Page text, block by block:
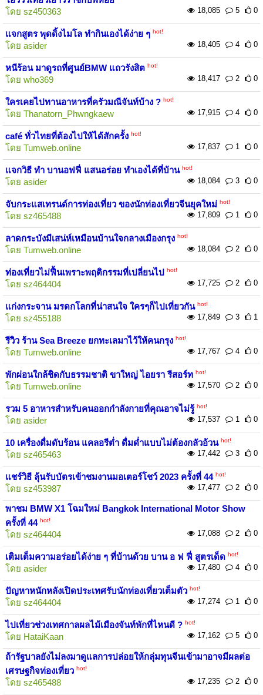
โดย sz450363 18,085 5 0
แจกสูตร พุดดิ้งไมโล ทำกินเองได้ง่าย ๆ hot!
โดย asider 18,405 4 0
หนีร้อน มาดูรถที่ศูนย์BMW แถวรังสิต hot!
โดย who369 18,417 2 0
ใครเคยไปทานอาหารที่ครัวมณีจันท์บ้าง ? hot!
โดย Thanatorn_Phwngkaew 17,915 4 0
café ทั่วไทยที่ต้องไปให้ได้สักครั้ง hot!
โดย Tumweb.online 17,837 1 0
แจกวิธี ทำ บานอฟฟี่ แสนอร่อย ทำเองได้ที่บ้าน hot!
โดย asider 18,084 3 0
จับกระแสเทรนด์การท่องเที่ยว ของนักท่องเที่ยวจีนยุคใหม่ hot!
โดย sz465488 17,809 1 0
ลาดกระบังมีเสน่ห์เหมือนบ้านใจกลางเมืองกรุง hot!
โดย Tumweb.online 18,084 2 0
ท่องเที่ยวไม่ฟื้นเพราะพฤติกรรมที่เปลี่ยนไป hot!
โดย sz464404 17,725 2 0
แก่งกระจาน มรดกโลกที่น่าสนใจ ใครๆก็ไปเที่ยวกัน hot!
โดย sz455188 17,849 3 1
รีวิว ร้าน Sea Breeze ยกทะเลมาไว้ให้คนกรุง hot!
โดย Tumweb.online 17,767 4 0
พักผ่อนใกล้ชิดกับธรรมชาติ ขาใหญ่ ไอยรา รีสอร์ท hot!
โดย Tumweb.online 17,570 2 0
รวม 5 อาหารสำหรับคนออกกำลังกายที่คุณอาจไม่รู้ hot!
โดย asider 17,537 1 0
10 เครื่องดื่มดับร้อน แคลอรีต่ำ ดื่มด่ำแบบไม่ต้องกลัวอ้วน hot!
โดย sz465463 17,442 3 0
แชร์วิธี ลุ้นรับบัตรเข้าชมงานมอเตอร์โชว์ 2023 ครั้งที่ 44 hot!
โดย sz453987 17,477 2 0
พาชม BMW X1 โฉมใหม่ Bangkok International Motor Show
ครั้งที่ 44 hot!
โดย sz464404 17,088 2 0
เติมเต็มความอร่อยได้ง่าย ๆ ที่บ้านด้วย บาน อ ฟ ฟี่ สูตรเด็ด hot!
โดย asider 17,480 4 0
ปัญหาหนักหลังเปิดประเทศรับนักท่องเที่ยวเต็มตัว hot!
โดย sz464404 17,274 1 0
ไปเที่ยวช่วงเทศกาลผลไม้เมืองจันท์พักที่ไหนดี ? hot!
โดย HataiKaan 17,162 5 0
ถ้ารัฐบาลยังไม่ลงมาดูแลการปล่อยให้กลุ่มทุนจีนเข้ามาอาจมีผลต่อ
เศรษฐกิจท่องเที่ยว hot!
โดย sz465488 17,235 2 0